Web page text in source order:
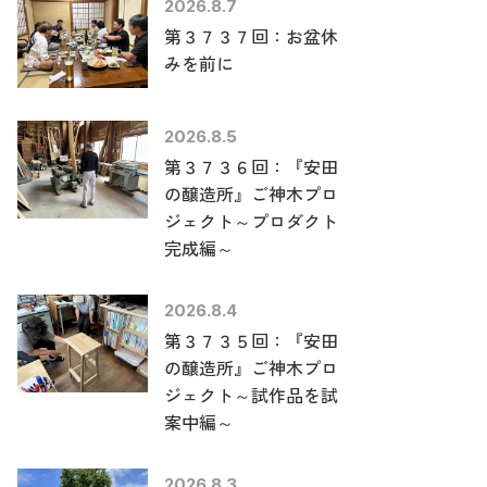
2026.8.7
第３７３７回：お盆休
みを前に
2026.8.5
第３７３６回：『安田
の醸造所』ご神木プロ
ジェクト～プロダクト
完成編～
2026.8.4
第３７３５回：『安田
の醸造所』ご神木プロ
ジェクト～試作品を試
案中編～